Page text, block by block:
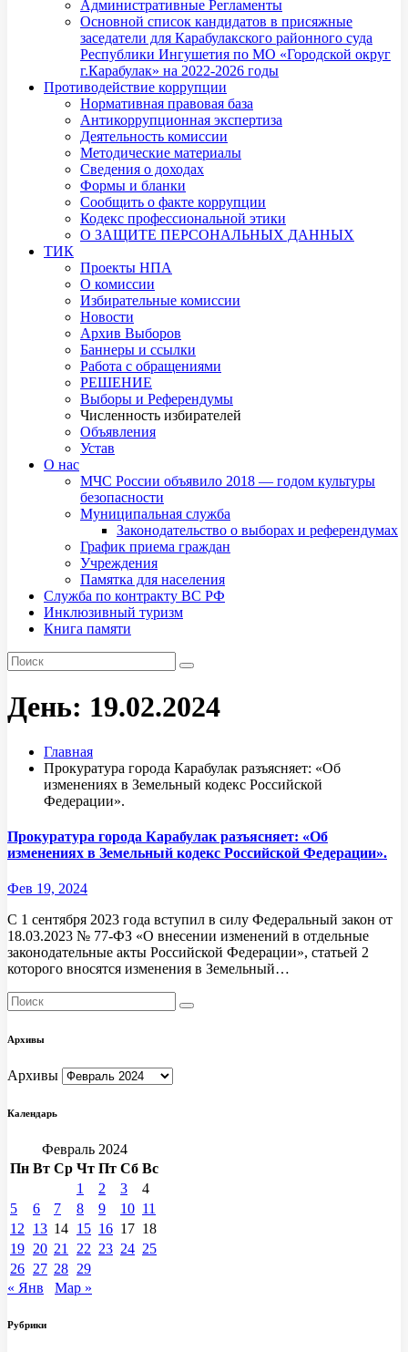
Административные Регламенты
Основной список кандидатов в присяжные
заседатели для Карабулакского районного суда
Республики Ингушетия по МО «Городской округ
г.Карабулак» на 2022-2026 годы
Противодействие коррупции
Нормативная правовая база
Антикоррупционная экспертиза
Деятельность комиссии
Методические материалы
Сведения о доходах
Формы и бланки
Сообщить о факте коррупции
Кодекс профессиональной этики
О ЗАЩИТЕ ПЕРСОНАЛЬНЫХ ДАННЫХ
ТИК
Проекты НПА
О комиссии
Избирательные комиссии
Новости
Архив Выборов
Баннеры и ссылки
Работа с обращениями
РЕШЕНИЕ
Выборы и Референдумы
Численность избирателей
Объявления
Устав
О нас
МЧС России объявило 2018 — годом культуры
безопасности
Муниципальная служба
Законодательство о выборах и референдумах
График приема граждан
Учреждения
Памятка для населения
Служба по контракту ВС РФ
Инклюзивный туризм
Книга памяти
День: 19.02.2024
Главная
Прокуратура города Карабулак разъясняет: «Об
изменениях в Земельный кодекс Российской
Федерации».
Прокуратура города Карабулак разъясняет: «Об
изменениях в Земельный кодекс Российской Федерации».
Фев 19, 2024
С 1 сентября 2023 года вступил в силу Федеральный закон от
18.03.2023 № 77-ФЗ «О внесении изменений в отдельные
законодательные акты Российской Федерации», статьей 2
которого вносятся изменения в Земельный…
Архивы
Архивы
Календарь
Февраль 2024
Пн Вт Ср Чт Пт Сб Вс
1
2 3
4
5
6 7 8 9 10 11
12
13 14 15 16 17 18
19 20 21 22 23 24 25
26 27 28 29
« Янв
Мар »
Рубрики